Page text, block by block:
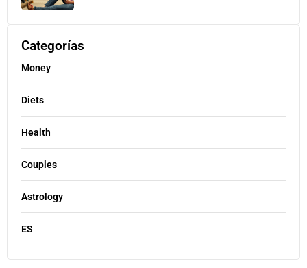
Categorías
Money
Diets
Health
Couples
Astrology
ES